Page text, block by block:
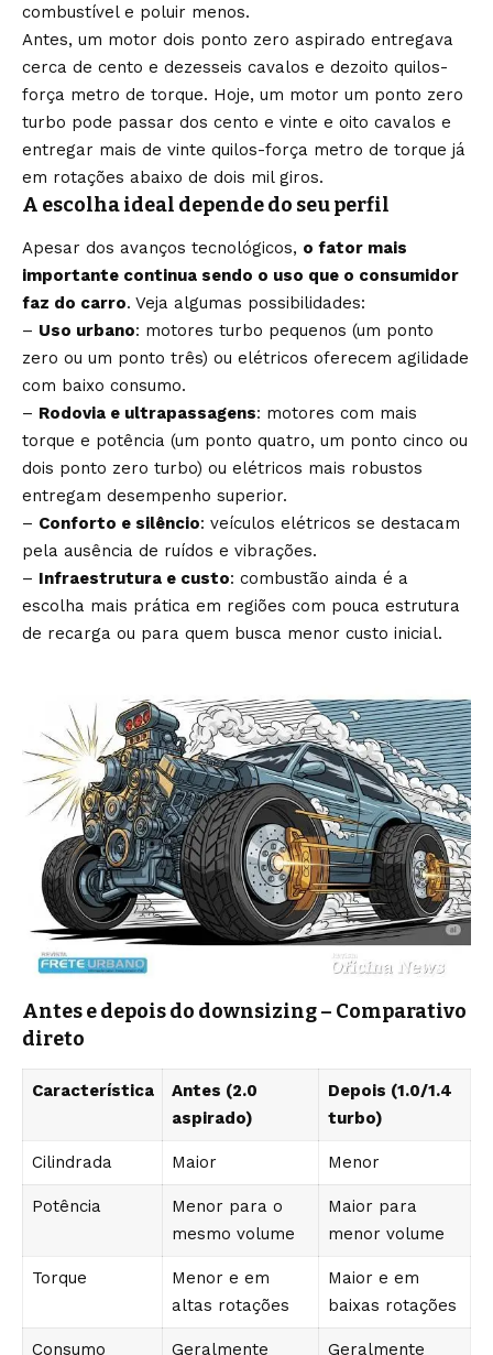
combustível e poluir menos.
Antes, um motor dois ponto zero aspirado entregava
cerca de cento e dezesseis cavalos e dezoito quilos-
força metro de torque. Hoje, um motor um ponto zero
turbo pode passar dos cento e vinte e oito cavalos e
entregar mais de vinte quilos-força metro de torque já
em rotações abaixo de dois mil giros.
A escolha ideal depende do seu perfil
Apesar dos avanços tecnológicos, o fator mais
importante continua sendo o uso que o consumidor
faz do carro. Veja algumas possibilidades:
– Uso urbano: motores turbo pequenos (um ponto
zero ou um ponto três) ou elétricos oferecem agilidade
com baixo consumo.
– Rodovia e ultrapassagens: motores com mais
torque e potência (um ponto quatro, um ponto cinco ou
dois ponto zero turbo) ou elétricos mais robustos
entregam desempenho superior.
– Conforto e silêncio: veículos elétricos se destacam
pela ausência de ruídos e vibrações.
– Infraestrutura e custo: combustão ainda é a
escolha mais prática em regiões com pouca estrutura
de recarga ou para quem busca menor custo inicial.
Antes e depois do downsizing – Comparativo
direto
Característica
Antes (2.0
aspirado)
Depois (1.0/1.4
turbo)
Cilindrada Maior Menor
Potência
Menor para o
mesmo volume
Maior para
menor volume
Torque
Menor e em
altas rotações
Maior e em
baixas rotações
Consumo
Geralmente
Geralmente